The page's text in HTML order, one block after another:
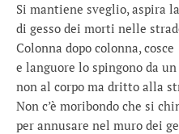
Si mantiene sveglio, aspira
di gesso dei morti nelle
Colonna dopo colonna, cosce
e languore lo spingono da
non al corpo ma dritto alla
Non c’è moribondo che si
per annusare nel muro dei